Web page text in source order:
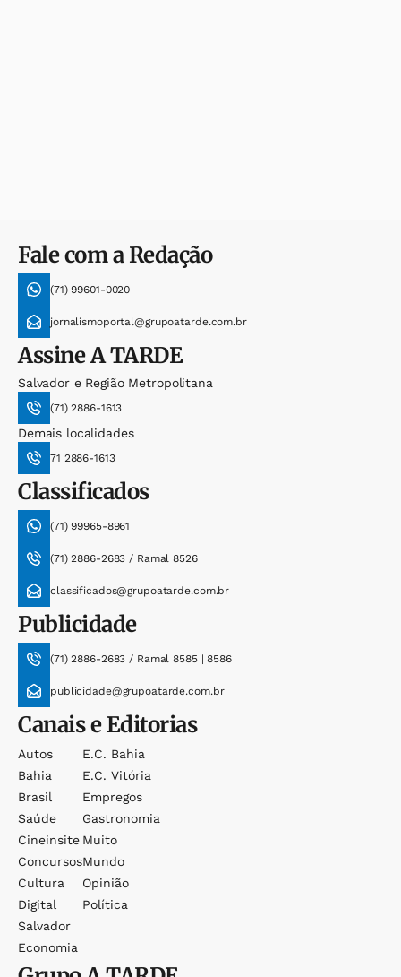
Fale com a Redação
(71) 99601-0020
jornalismoportal@grupoatarde.com.br
AssineA TARDE
Salvador e Região Metropolitana
(71) 2886-1613
Demais localidades
71 2886-1613
Classificados
(71) 99965-8961
(71) 2886-2683 / Ramal 8526
classificados@grupoatarde.com.br
Publicidade
(71) 2886-2683 / Ramal 8585 | 8586
publicidade@grupoatarde.com.br
Canais e Editorias
Autos
Bahia
Brasil
Saúde
Cineinsite
Concursos
Cultura
Digital
Salvador
Economia
E.c. Bahia
E.c. Vitória
Empregos
Gastronomia
Muito
Mundo
Opinião
Política